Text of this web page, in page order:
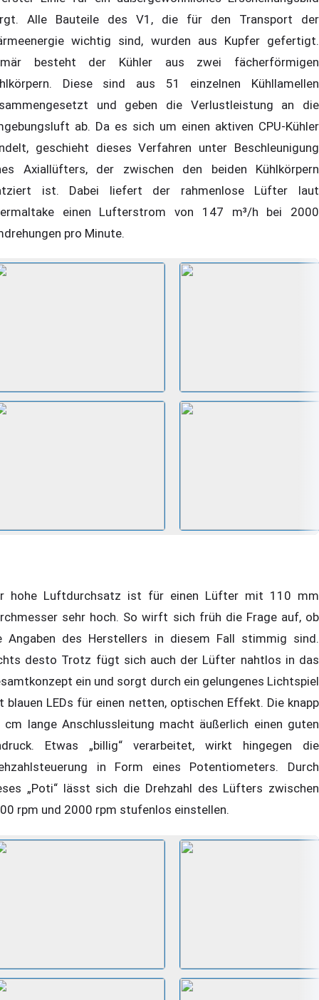
Alle Bauteile des V1, die für den Transport der
wichtig sind, wurden aus Kupfer gefertigt.
besteht der Kühler aus zwei fächerförmigen
Diese sind aus 51 einzelnen Kühllamellen
und geben die Verlustleistung an die
ab. Da es sich um einen aktiven CPU-Kühler
geschieht dieses Verfahren unter Beschleunigung
Axiallüfters, der zwischen den beiden Kühlkörpern
ist. Dabei liefert der rahmenlose Lüfter laut
einen Lufterstrom von 147 m³/h bei 2000
pro Minute.
hohe Luftdurchsatz ist für einen Lüfter mit 110 mm
sehr hoch. So wirft sich früh die Frage auf, ob
Angaben des Herstellers in diesem Fall stimmig sind.
desto Trotz fügt sich auch der Lüfter nahtlos in das
ein und sorgt durch ein gelungenes Lichtspiel
blauen LEDs für einen netten, optischen Effekt. Die knapp
cm lange Anschlussleitung macht äußerlich einen guten
Etwas „billig“ verarbeitet, wirkt hingegen die
in Form eines Potentiometers. Durch
„Poti“ lässt sich die Drehzahl des Lüfters zwischen
rpm und 2000 rpm stufenlos einstellen.